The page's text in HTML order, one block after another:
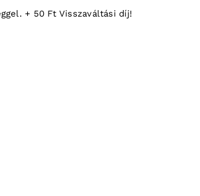
+ 50 Ft Visszaváltási díj!